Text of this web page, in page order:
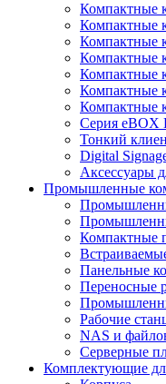
Компактные
Компактные
Компактные
Компактные
Компактные
Компактные
Компактные
Серия eBOX
Тонкий
Digital
Аксессуары
Промышленные
Компактные
Панельные
Переносные
Рабочие
NAS и
Серверные
Комплектующие